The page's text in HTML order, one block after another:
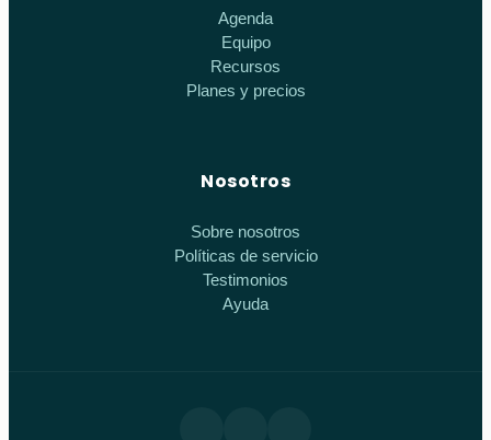
Agenda
Equipo
Recursos
Planes y precios
Nosotros
Sobre nosotros
Políticas de servicio
Testimonios
Ayuda